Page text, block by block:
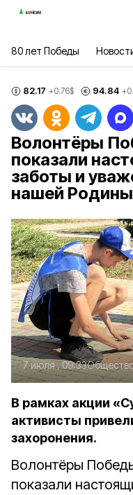
80 лет Победы
82.17 +0.76$ 94.84
Волонтёры
показали
заботы и
нашей Родины
7 июля , 09:33
В рамках акции
активисты
захоронения.
Волонтёры
показали